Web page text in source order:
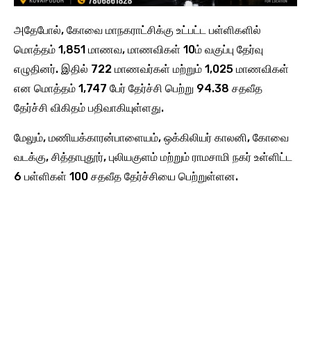
அதேபோல், கோவை மாநகராட்சிக்கு உட்பட்ட பள்ளிகளில்
மொத்தம் 1,851 மாணவ, மாணவிகள் 10ம் வகுப்பு தேர்வு
எழுதினர். இதில் 722 மாணவர்கள் மற்றும் 1,025 மாணவிகள்
என மொத்தம் 1,747 பேர் தேர்ச்சி பெற்று 94.38 சதவீத
தேர்ச்சி விகிதம் பதிவாகியுள்ளது.
மேலும், மணியக்காரன்பாளையம், ஒக்கிலியர் காலனி, கோவை
வடக்கு, சித்தாபுதூர், புலியகுளம் மற்றும் ராமசாமி நகர் உள்ளிட்ட
6 பள்ளிகள் 100 சதவீத தேர்ச்சியை பெற்றுள்ளன.